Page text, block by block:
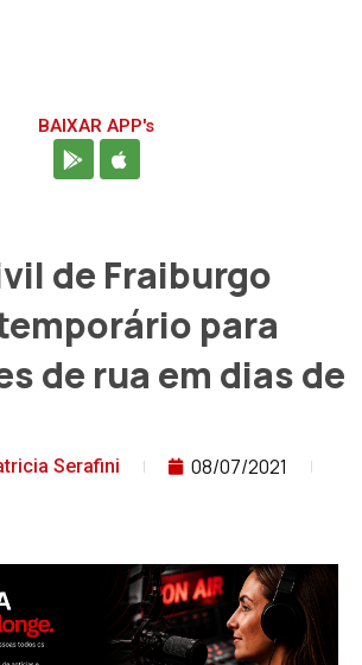
BAIXAR APP's
de Fraiburgo
para
de rua em dias de
Serafini
08/07/2021